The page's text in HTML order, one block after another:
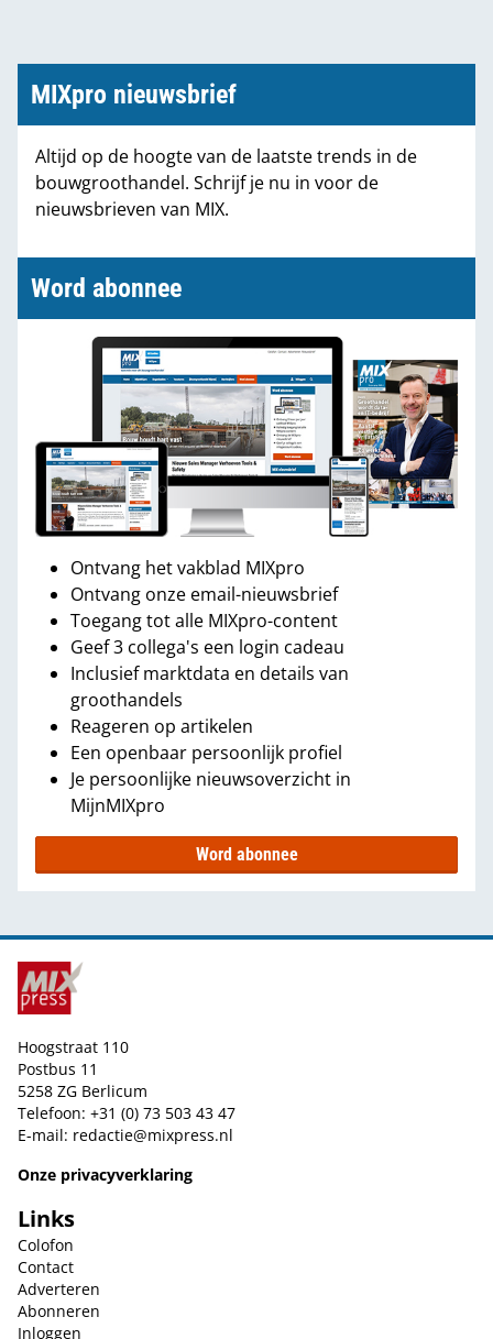
MIXpro nieuwsbrief
Altijd op de hoogte van de laatste trends in de
bouwgroothandel. Schrijf je nu in voor de
nieuwsbrieven van MIX.
Word abonnee
Ontvang het vakblad MIXpro
Ontvang onze email-nieuwsbrief
Toegang tot alle MIXpro-content
Geef 3 collega's een login cadeau
Inclusief marktdata en details van
groothandels
Reageren op artikelen
Een openbaar persoonlijk profiel
Je persoonlijke nieuwsoverzicht in
MijnMIXpro
Word abonnee
Hoogstraat 110
Postbus 11
5258 ZG Berlicum
Telefoon: +31 (0) 73 503 43 47
E-mail: redactie@mixpress.nl
Onze privacyverklaring
Links
Colofon
Contact
Adverteren
Abonneren
Inloggen